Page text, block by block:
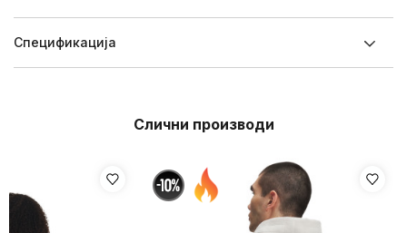
Спецификацијa
Слични производи